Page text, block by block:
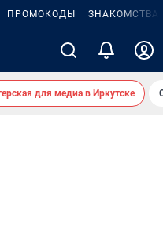
ПРОМОКОДЫ ЗНАКОМСТВА
для медиа в Иркутске